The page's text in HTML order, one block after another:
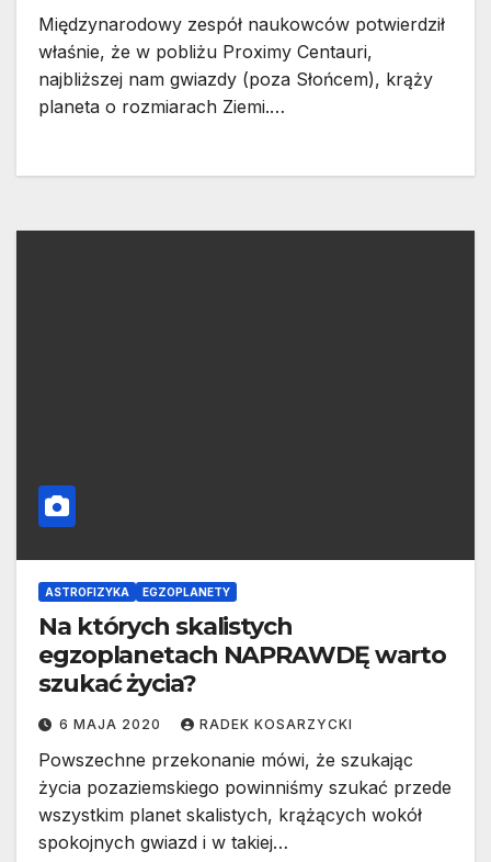
Międzynarodowy zespół naukowców potwierdził
właśnie, że w pobliżu Proximy Centauri,
najbliższej nam gwiazdy (poza Słońcem), krąży
planeta o rozmiarach Ziemi.…
ASTROFIZYKA EGZOPLANETY
Na których skalistych
egzoplanetach NAPRAWDĘ warto
szukać życia?
6 MAJA 2020 RADEK KOSARZYCKI
Powszechne przekonanie mówi, że szukając
życia pozaziemskiego powinniśmy szukać przede
wszystkim planet skalistych, krążących wokół
spokojnych gwiazd i w takiej…